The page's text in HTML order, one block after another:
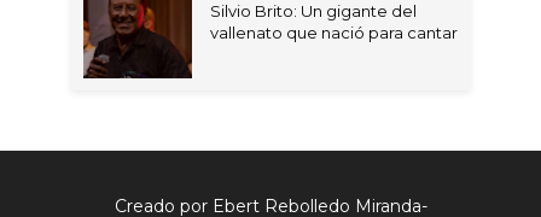
Silvio Brito: Un gigante del
vallenato que nació para cantar
Creado por Ebert Rebolledo Miranda-